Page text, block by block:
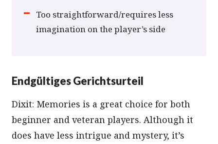
Too straightforward/requires less
imagination on the player’s side
Endgültiges Gerichtsurteil
Dixit: Memories is a great choice for both
beginner and veteran players. Although it
does have less intrigue and mystery, it’s